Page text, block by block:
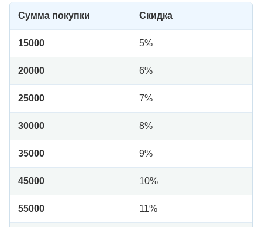
Сумма покупки Скидка
15000 5%
20000 6%
25000 7%
30000 8%
35000 9%
45000 10%
55000 11%